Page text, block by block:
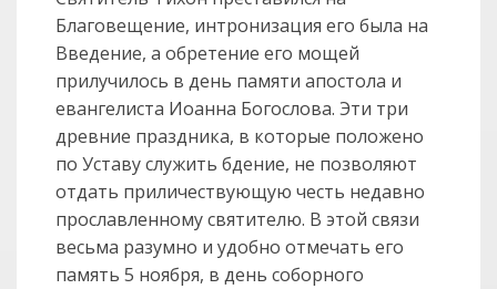
Благовещение, интронизация его была на
Введение, а обретение его мощей
прилучилось в день памяти апостола и
евангелиста Иоанна Богослова. Эти три
древние праздника, в которые положено
по Уставу служить бдение, не позволяют
отдать приличествующую честь недавно
прославленному святителю. В этой связи
весьма разумно и удобно отмечать его
память 5 ноября, в день соборного